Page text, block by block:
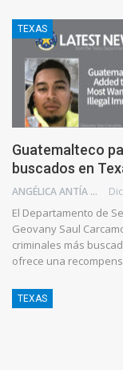
TEXAS
Guatemalteco
buscados en
ANGÉLICA ANTÍA AZUAJE
El Departamento de
Geovany Saul
criminales más
ofrece una
TEXAS